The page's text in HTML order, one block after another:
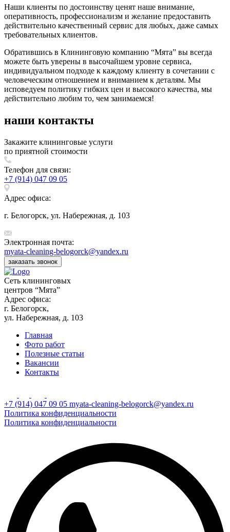
Наши клиенты по достоинству ценят наше внимание,
оперативность, профессионализм и желание предоставить
действительно качественный сервис для любых, даже самых
требовательных клиентов.
Обратившись в Клининговую компанию “Мята” вы всегда
можете быть уверены в высочайшем уровне сервиса,
индивидуальном подходе к каждому клиенту в сочетании с
человеческим отношением и вниманием к деталям. Мы
исповедуем политику гибких цен и высокого качества, мы
действительно любим то, чем занимаемся!
наши контакты
Закажите клининговые услуги
по приятной стоимости
Телефон для связи:
+7 (914) 047 09 05
Адрес офиса:
г. Белогорск, ул. Набережная, д. 103
Электронная почта:
myata-cleaning-belogorck@yandex.ru
заказать звонок
Сеть клининговых
центров “Мята”
Адрес офиса:
г. Белогорск,
ул. Набережная, д. 103
Главная
Фото работ
Полезные статьи
Вакансии
Контакты
+7 (914) 047 09 05 myata-cleaning-belogorck@yandex.ru
Политика конфиденциальности
Политика конфиденциальности